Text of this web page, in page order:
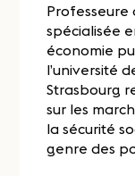
Professeure
spécialisée
économie
l’université
Strasbourg
sur les
la sécurité
genre des